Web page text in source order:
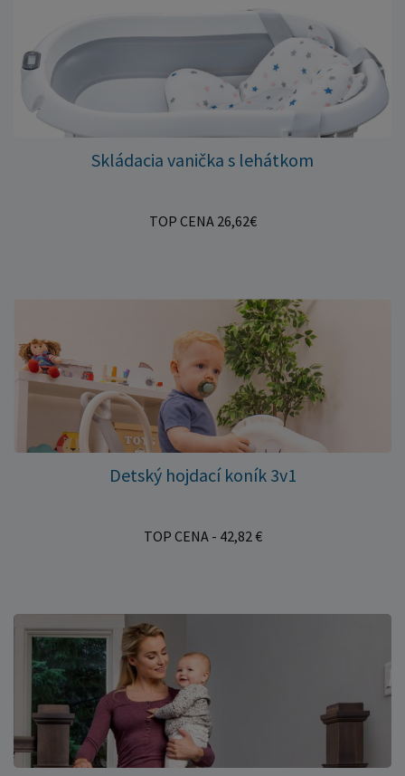
Skládacia vanička s lehátkom
TOP CENA 26,62€
Detský hojdací koník 3v1
TOP CENA - 42,82 €